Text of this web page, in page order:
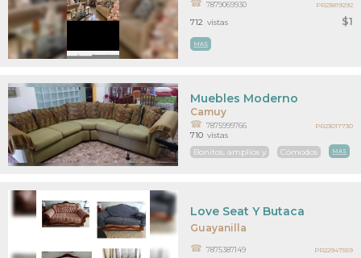
$1
7879069930
MAS
712 vistas
PR23819292
Camuy
Muebles Moderno
7875999766
Bonitos, amplios y Cómodos MAS
710 vistas
PR23017730
Guayanilla
Love Seat Y Butaca
7875387149 PR22947559